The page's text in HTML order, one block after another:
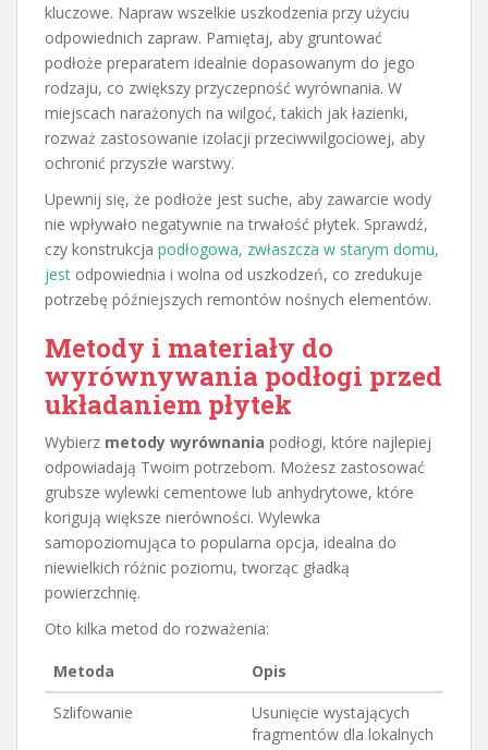
kluczowe. Napraw wszelkie uszkodzenia przy użyciu
odpowiednich zapraw. Pamiętaj, aby gruntować
podłoże preparatem idealnie dopasowanym do jego
rodzaju, co zwiększy przyczepność wyrównania. W
miejscach narażonych na wilgoć, takich jak łazienki,
rozważ zastosowanie izolacji przeciwwilgociowej, aby
ochronić przyszłe warstwy.
Upewnij się, że podłoże jest suche, aby zawarcie wody
nie wpływało negatywnie na trwałość płytek. Sprawdź,
czy konstrukcja podłogowa, zwłaszcza w starym domu,
jest odpowiednia i wolna od uszkodzeń, co zredukuje
potrzebę późniejszych remontów nośnych elementów.
Metody i materiały do
wyrównywania podłogi przed
układaniem płytek
Wybierz metody wyrównania podłogi, które najlepiej
odpowiadają Twoim potrzebom. Możesz zastosować
grubsze wylewki cementowe lub anhydrytowe, które
korigują większe nierówności. Wylewka
samopoziomująca to popularna opcja, idealna do
niewielkich różnic poziomu, tworząc gładką
powierzchnię.
Oto kilka metod do rozważenia:
Metoda
Opis
Szlifowanie
Usunięcie wystających
fragmentów dla lokalnych